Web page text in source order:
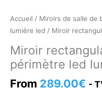
Accueil / Miroirs de salle de
lumière led / Miroir
Miroir
périmètre led
From 289.00€ -